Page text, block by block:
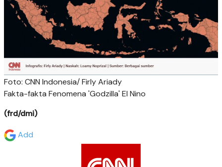
Foto: CNN Indonesia/ Firly Ariady
Fakta-fakta Fenomena 'Godzilla' El Nino
(frd/dmi)
Add